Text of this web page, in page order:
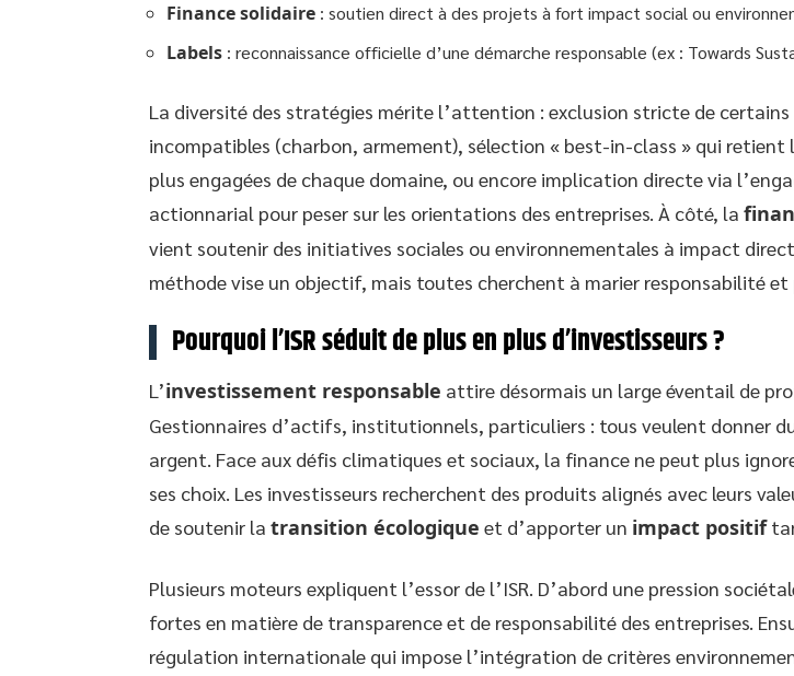
Finance solidaire : soutien direct à des projets à fort impact social ou
Labels : reconnaissance officielle d’une démarche responsable (ex : Towards
La diversité des stratégies mérite l’attention : exclusion stricte de certains
incompatibles (charbon, armement), sélection « best-in-class » qui retient
plus engagées de chaque domaine, ou encore implication directe via
actionnarial pour peser sur les orientations des entreprises. À côté, la
vient soutenir des initiatives sociales ou environnementales à impact
méthode vise un objectif, mais toutes cherchent à marier responsabilité et
Pourquoi l’ISR séduit de plus en plus d’investisseurs ?
L’investissement responsable attire désormais un large éventail de
Gestionnaires d’actifs, institutionnels, particuliers : tous veulent donner
argent. Face aux défis climatiques et sociaux, la finance ne peut plus
ses choix. Les investisseurs recherchent des produits alignés avec leurs
de soutenir la transition écologique et d’apporter un impact positif
Plusieurs moteurs expliquent l’essor de l’ISR. D’abord une pression
fortes en matière de transparence et de responsabilité des entreprises.
régulation internationale qui impose l’intégration de critères